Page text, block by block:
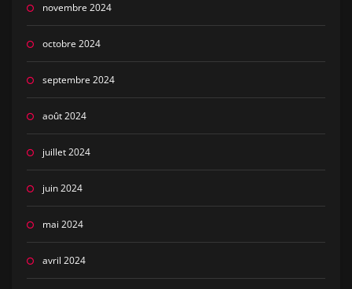
novembre 2024
octobre 2024
septembre 2024
août 2024
juillet 2024
juin 2024
mai 2024
avril 2024